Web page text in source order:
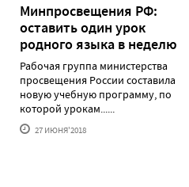
Минпросвещения РФ:
оставить один урок
родного языка в неделю
Рабочая группа министерства
просвещения России составила
новую учебную программу, по
которой урокам......
27 ИЮНЯ'2018